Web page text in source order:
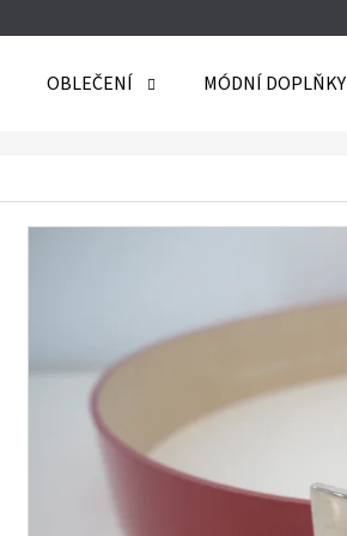
OBLEČENÍ MÓDNÍ DOPLŇKY
DOPORUČUJEME